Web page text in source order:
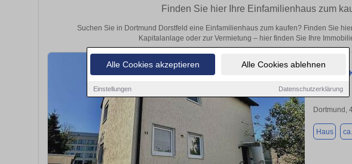
Alle Cookies akzeptieren Alle Cookies ablehnen
Einstellungen Datenschutzerklärung
Finden Sie hier Ihre Einfamilienhaus zum
Suchen Sie in Dortmund Dorstfeld eine Einfamilienhaus zum kaufen? Finden Sie
Kapitalanlage oder zur Vermietung – hier finden Sie Ihre
Haus zum
Dortmund,
Haus